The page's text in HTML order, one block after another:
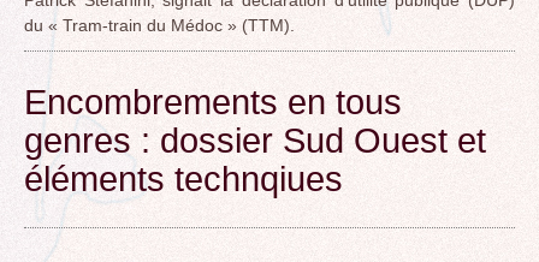
du « Tram-train du Médoc » (TTM).
Encombrements en tous
genres : dossier Sud Ouest et
éléments technqiues